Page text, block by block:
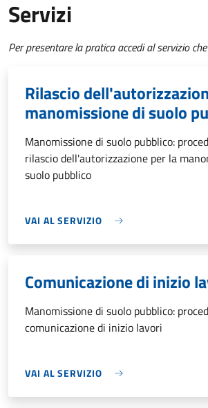
Servizi
Per presentare la pratica accedi al servizio
Rilascio
manomissione di suolo
Manomissione di suolo pubblico:
rilascio dell'autorizzazione per la
suolo pubblico
VAI AL SERVIZIO
Comunicazione di inizio
Manomissione di suolo pubblico:
comunicazione di inizio lavori
VAI AL SERVIZIO